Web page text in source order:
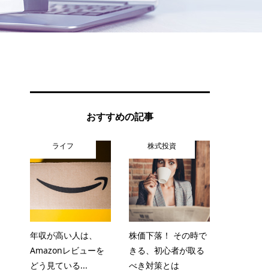
おすすめの記事
ライフ
年収が高い人は、
Amazonレビューを
どう見ている...
株式投資
株価下落！ その時で
きる、初心者が取る
べき対策とは